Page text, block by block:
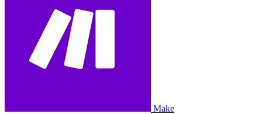
Make